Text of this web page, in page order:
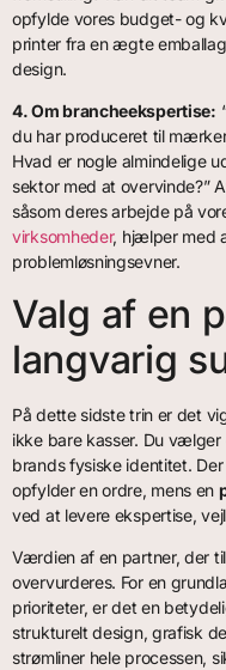
opfylde vores budget- og
printer fra en ægte
design.
4. Om brancheekspertise:
du har produceret til
Hvad er nogle almindelige
sektor med at overvinde?”
såsom deres arbejde på
virksomheder, hjælper med
problemløsningsevner.
Valg af en
langvarig
På dette sidste trin er det
ikke bare kasser. Du
brands fysiske identitet.
opfylder en ordre, mens en
ved at levere ekspertise,
Værdien af en partner, der
overvurderes. For en
prioriteter, er det en
strukturelt design, grafisk
strømliner hele processen,